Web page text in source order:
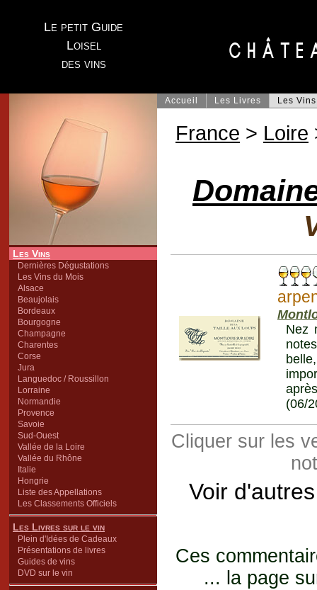
Le petit Guide
Loisel
des vins
Les Vins
Dernières Dégustations
Les Vins du Mois
Alsace
Beaujolais
Bordeaux
Bourgogne
Champagne
Charentes
Corse
Jura
Languedoc / Roussillon
Lorraine
Normandie
Provence
Savoie
Sud-Ouest
Vallée de la Loire
Vallée du Rhône
Italie
Hongrie
Liste des Appellations
Les Classements Officiels
Les Livres sur le vin
Plein d'Idées de Cadeaux
Présentations de livres
Guides de vins
DVD sur le vin
Accueil Les Livres Les Vins
France > Loire
Nez
(06/
Cliquer sur les
Voir
Ces
... la page